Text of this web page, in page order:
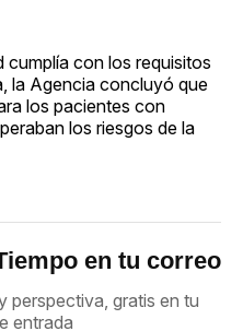
cumplía con los requisitos
la Agencia concluyó que
los pacientes con
los riesgos de la
en tu correo
perspectiva, gratis en tu
entrada